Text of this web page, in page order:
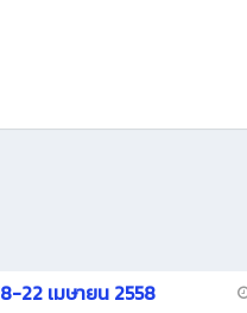
22 เมษายน 2558